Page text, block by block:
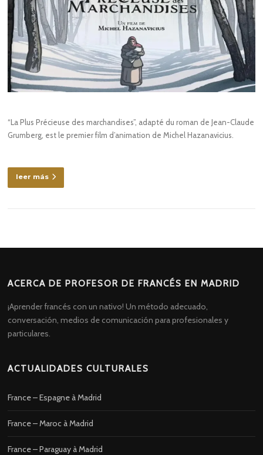
“La Plus Précieuse des marchandises”, adapté du roman de Jean-Claude
Grumberg, est le premier film d’animation de Michel Hazanavicius.
leer más
ACERCA DE PROFESOR DE FRANCÉS EN MADRID
¡Aprender francés con un nativo! Un método adecuado,
conversación, medios de comunicación para profesionales y
particulares.
ACTUALIDADES CULTURALES
France – Espagne à Madrid
France – Maroc à Madrid
France – Paraguay à Madrid